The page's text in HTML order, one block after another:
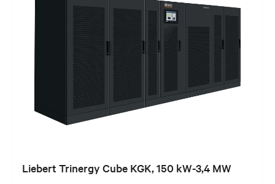
Liebert Trinergy Cube KGK, 150 kW-3,4 MW